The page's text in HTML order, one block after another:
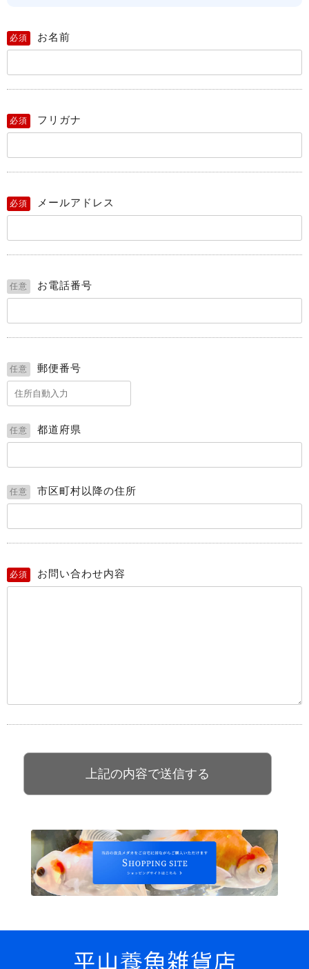
必須 お名前
必須 フリガナ
必須 メールアドレス
任意 お電話番号
任意 郵便番号
任意 都道府県
任意 市区町村以降の住所
必須 お問い合わせ内容